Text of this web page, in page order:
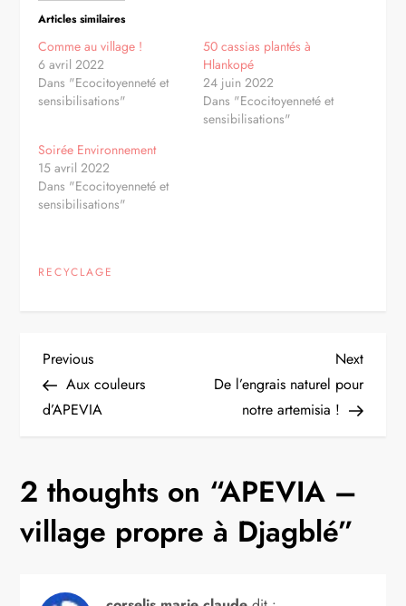
Articles similaires
Comme au village !
6 avril 2022
Dans "Ecocitoyenneté et
sensibilisations"
50 cassias plantés à
Hlankopé
24 juin 2022
Dans "Ecocitoyenneté et
sensibilisations"
Soirée Environnement
15 avril 2022
Dans "Ecocitoyenneté et
sensibilisations"
RECYCLAGE
N
a
i
g
Previous
Post
Previous
Aux couleurs
d’APEVIA
Next
Post
Next
De l’engrais naturel pour
notre artemisia !
2 thoughts on “APEVIA –
village propre à Djagblé”